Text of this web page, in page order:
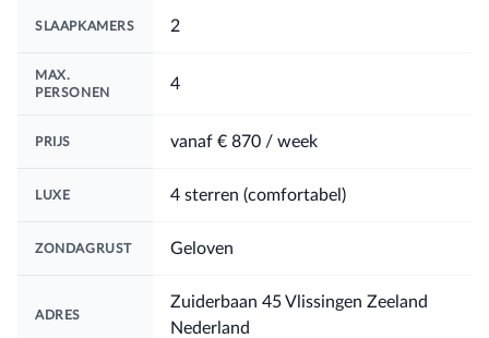
SLAAPKAMERS 2
MAX.
PERSONEN
4
PRIJS vanaf € 870 / week
LUXE 4 sterren (comfortabel)
ZONDAGRUST Geloven
ADRES
Zuiderbaan 45 Vlissingen Zeeland
Nederland